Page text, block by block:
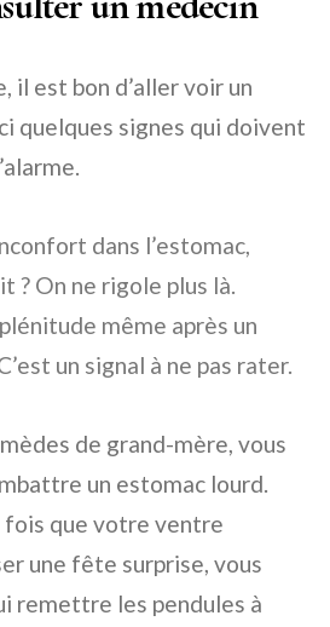
il est bon d’aller voir un
quelques signes qui doivent
dans l’estomac,
? On ne rigole plus là.
même après un
un signal à ne pas rater.
de grand-mère, vous
un estomac lourd.
fois que votre ventre
une fête surprise, vous
remettre les pendules à